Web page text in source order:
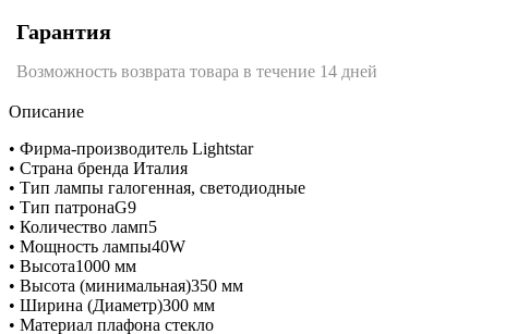
Гарантия
Возможность возврата товара в течение 14 дней
Описание
• Фирма-производитель Lightstar
• Страна бренда Италия
• Тип лампы галогенная, светодиодные
• Тип патронаG9
• Количество ламп5
• Мощность лампы40W
• Высота1000 мм
• Высота (минимальная)350 мм
• Ширина (Диаметр)300 мм
• Материал плафона стекло